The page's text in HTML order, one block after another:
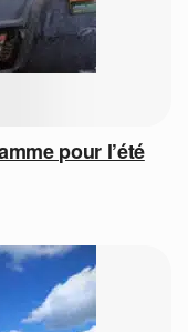
pour l’été